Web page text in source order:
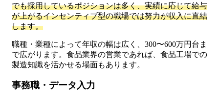
でも採用しているポジションは多く、実績に応じて給与
が上がるインセンティブ型の職場では努力が収入に直結
します。
職種・業種によって年収の幅は広く、300〜600万円台ま
で広がります。食品業界の営業であれば、食品工場での
製造知識を活かせる場面もあります。
事務職・データ入力